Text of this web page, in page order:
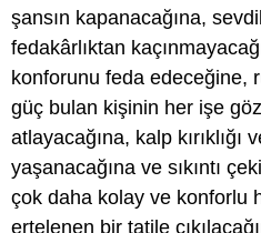
şansın kapanacağına,
fedakârlıktan
konforunu feda edeceğine,
güç bulan kişinin her işe
atlayacağına, kalp kırıklığı
yaşanacağına ve sıkıntı
çok daha kolay ve konforlu
ertelenen bir tatile